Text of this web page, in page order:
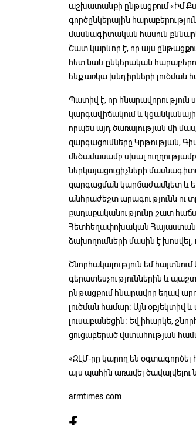
աշխատանքի ընթացքում «Իմ
գործընկերային
մասնագիտական հասուն
Շատ կարևոր է, որ այս
հետ նաև ընկերական
ենք առկա խնդիրների լուծման
Պատիվ է, որ հնարավորություն
կարգավիճակում և
որպես այդ ծառայության մի
զարգացումները Կրթության,
մեծամասամբ սխալ
ներկայացուցիչների
զարգացման կարճաժամկետ և
անհրաժեշտ արագությունն ու
քաղաքականությունը շատ
Հետհեղափոխական
ձախողումների մասին է
Շնորհակալություն եմ
գերատեսչություններին և
ընթացքում հնարավոր եղավ
լուծման համար։ Այն
լուսաբանեցին։ Եվ իհարկե,
ցուցաբերած վստահության
«ԶԼՄ-րը կարող են օգտագործել
այս պահին առավել ծավալվելու
armtimes.com